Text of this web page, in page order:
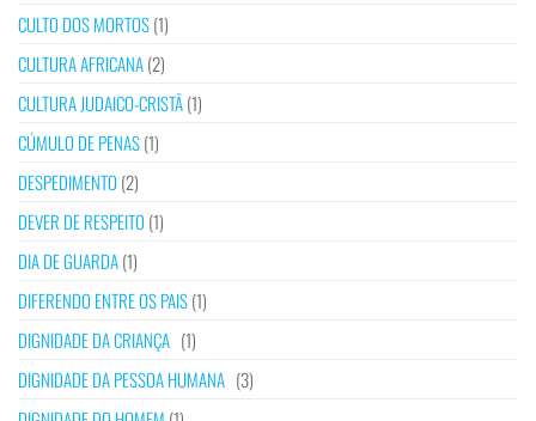
CULTO DOS MORTOS(1)
CULTURA AFRICANA(2)
CULTURA JUDAICO-CRISTÃ(1)
CÚMULO DE PENAS(1)
DESPEDIMENTO (2)
DEVER DE RESPEITO (1)
DIA DE GUARDA(1)
DIFERENDO ENTRE OS PAIS(1)
DIGNIDADE DA CRIANÇA (1)
DIGNIDADE DA PESSOA HUMANA (3)